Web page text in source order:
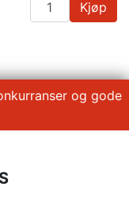
Kjøp
og gode